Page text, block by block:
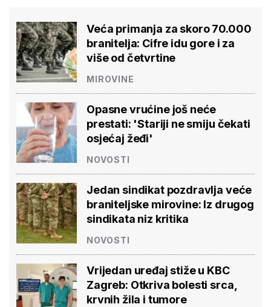
Veća primanja za skoro 70.000
branitelja: Cifre idu gore i za
više od četvrtine
MIROVINE
Opasne vrućine još neće
prestati: 'Stariji ne smiju čekati
osjećaj žeđi'
NOVOSTI
Jedan sindikat pozdravlja veće
braniteljske mirovine: Iz drugog
sindikata niz kritika
NOVOSTI
Vrijedan uređaj stiže u KBC
Zagreb: Otkriva bolesti srca,
krvnih žila i tumore